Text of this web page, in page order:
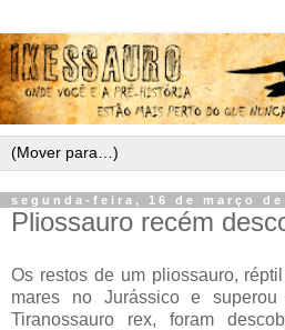
segunda-feira, 16 de março de
Pliossauro recém
Os restos de um pliossauro,
mares no Jurássico e
Tiranossauro rex, foram